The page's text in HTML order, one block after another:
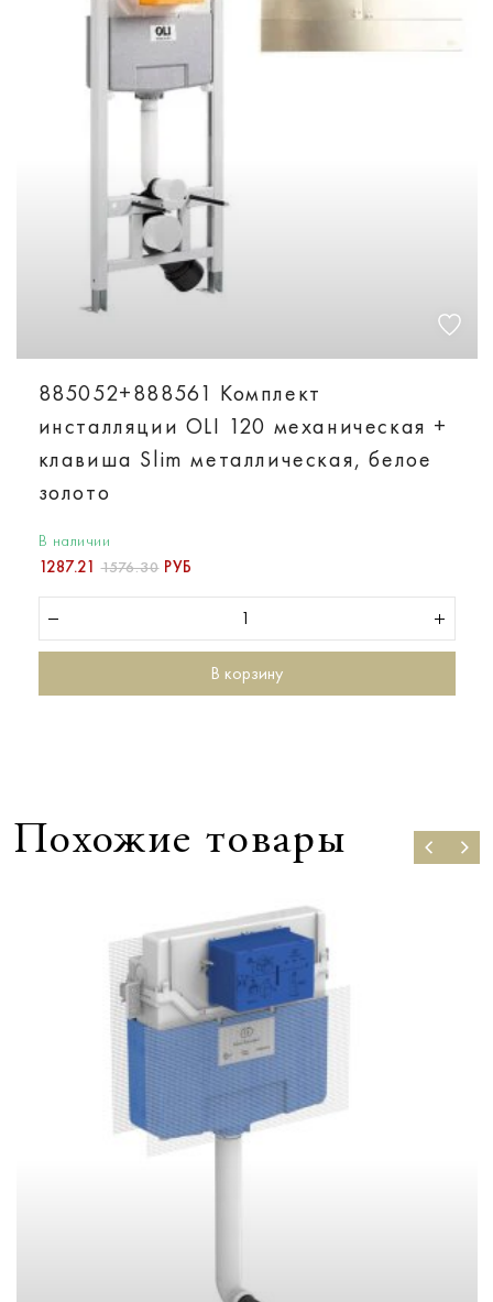
885052+888561 Комплект
инсталляции OLI 120 механическая +
клавиша Slim металлическая, белое
золото
В наличии
1287.211576.30РУБ
В корзину
Похожие товары